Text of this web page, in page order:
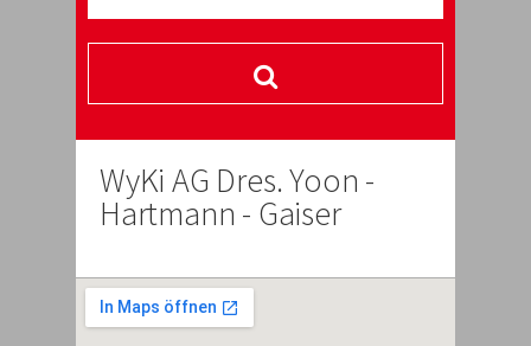
WyKi AG Dres. Yoon -
Hartmann - Gaiser